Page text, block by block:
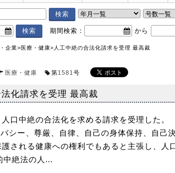
期間検索： から
企業>医療・健康> 人工中絶の合法化請求を受理 最高裁
医療・健康 第1581号
化請求を受理 最高裁
口中絶の合法化を求める請求を受理した
シー、尊厳、自律、自己の身体保持、自己
される健康への権利でもあると主張し、人
中絶法の人...